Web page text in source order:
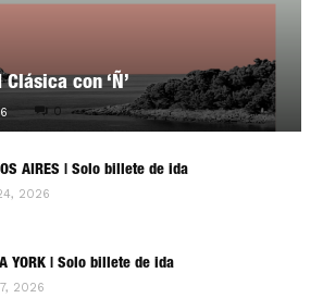
Clásica con ‘Ñ’
0
AIRES | Solo billete de ida
2026
YORK | Solo billete de ida
2026